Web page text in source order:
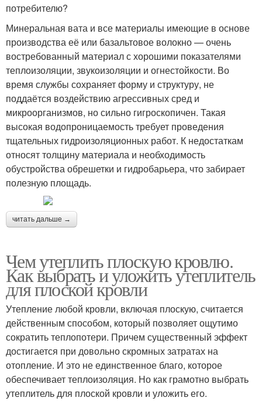
потребителю?
Минеральная вата и все материалы имеющие в основе
производства её или базальтовое волокно — очень
востребованный материал с хорошими показателями
теплоизоляции, звукоизоляции и огнестойкости. Во
время службы сохраняет форму и структуру, не
поддаётся воздействию агрессивных сред и
микроорганизмов, но сильно гигроскопичен. Такая
высокая водопроницаемость требует проведения
тщательных гидроизоляционных работ. К недостаткам
относят толщину материала и необходимость
обустройства обрешетки и гидробарьера, что забирает
полезную площадь.
читать дальше →
Чем утеплить плоскую кровлю.
Как выбрать и уложить утеплитель
для плоской кровли
Утепление любой кровли, включая плоскую, считается
действенным способом, который позволяет ощутимо
сократить теплопотери. Причем существенный эффект
достигается при довольно скромных затратах на
отопление. И это не единственное благо, которое
обеспечивает теплоизоляция. Но как грамотно выбрать
утеплитель для плоской кровли и уложить его.